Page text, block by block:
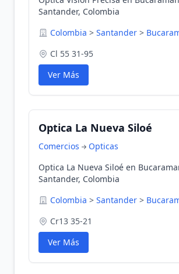
Santander, Colombia
Colombia > Santander >
Cl 55 31-95
Ver Más
Optica La Nueva Siloé
Comercios
Opticas
Optica La Nueva Siloé en
Santander, Colombia
Colombia > Santander >
Cr13 35-21
Ver Más